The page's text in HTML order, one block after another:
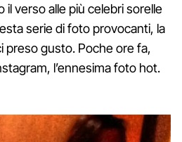
il verso alle più celebri sorelle
serie di foto provocanti, la
preso gusto. Poche ore fa,
l’ennesima foto hot.